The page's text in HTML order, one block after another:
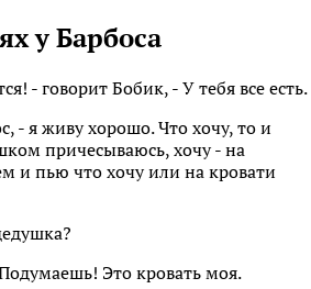
у Барбоса
- говорит Бобик, - У тебя все есть.
- я живу хорошо. Что хочу, то и
причесываюсь, хочу - на
и пью что хочу или на кровати
Это кровать моя.